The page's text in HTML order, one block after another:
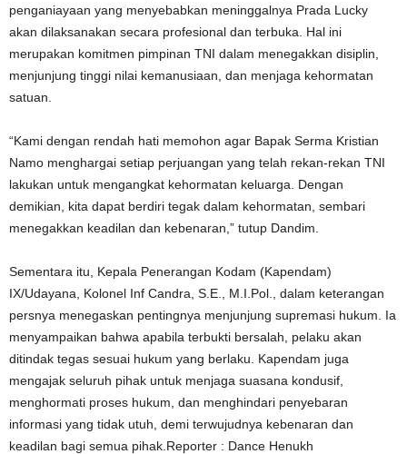
penganiayaan yang menyebabkan meninggalnya Prada Lucky
akan dilaksanakan secara profesional dan terbuka. Hal ini
merupakan komitmen pimpinan TNI dalam menegakkan disiplin,
menjunjung tinggi nilai kemanusiaan, dan menjaga kehormatan
satuan.
“Kami dengan rendah hati memohon agar Bapak Serma Kristian
Namo menghargai setiap perjuangan yang telah rekan-rekan TNI
lakukan untuk mengangkat kehormatan keluarga. Dengan
demikian, kita dapat berdiri tegak dalam kehormatan, sembari
menegakkan keadilan dan kebenaran,” tutup Dandim.
Sementara itu, Kepala Penerangan Kodam (Kapendam)
IX/Udayana, Kolonel Inf Candra, S.E., M.I.Pol., dalam keterangan
persnya menegaskan pentingnya menjunjung supremasi hukum. Ia
menyampaikan bahwa apabila terbukti bersalah, pelaku akan
ditindak tegas sesuai hukum yang berlaku. Kapendam juga
mengajak seluruh pihak untuk menjaga suasana kondusif,
menghormati proses hukum, dan menghindari penyebaran
informasi yang tidak utuh, demi terwujudnya kebenaran dan
keadilan bagi semua pihak.Reporter : Dance Henukh